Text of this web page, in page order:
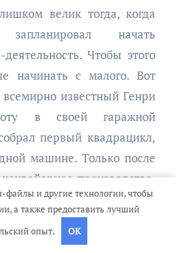
велик тогда, когда
запланировал начать
Чтобы этого
начинать с малого. Вот
известный Генри
в своей гаражной
первый квадрацикл,
машине. Только после
производство.
суммы денег для старта
Аналогичная история с
файлы и другие технологии, чтобы
а также предоставить лучший
опыт.
OK